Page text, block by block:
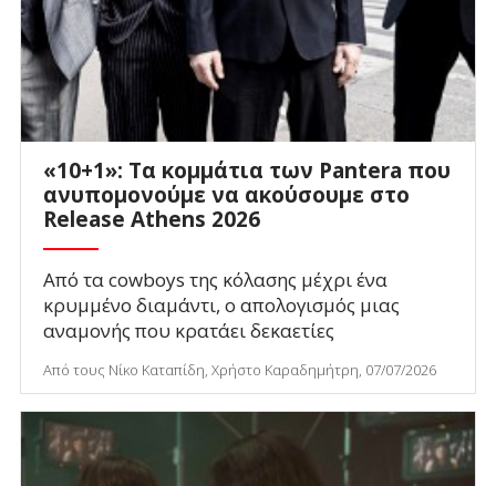
«10+1»: Τα κομμάτια των Pantera που
ανυπομονούμε να ακούσουμε στο
Release Athens 2026
Από τα cowboys της κόλασης μέχρι ένα
κρυμμένο διαμάντι, ο απολογισμός μιας
αναμονής που κρατάει δεκαετίες
Από τους Νίκο Καταπίδη, Χρήστο Καραδημήτρη, 07/07/2026